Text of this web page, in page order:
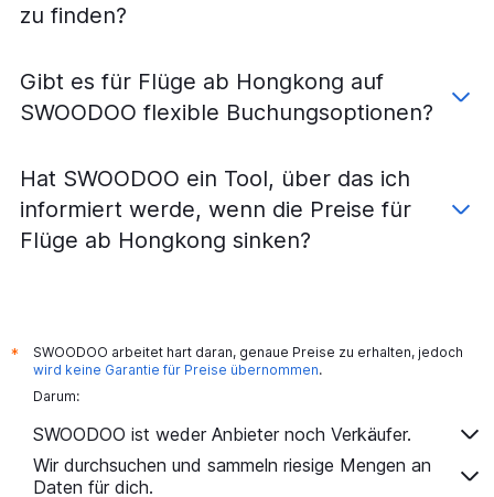
zu finden?
Gibt es für Flüge ab Hongkong auf
SWOODOO flexible Buchungsoptionen?
Hat SWOODOO ein Tool, über das ich
informiert werde, wenn die Preise für
Flüge ab Hongkong sinken?
*
SWOODOO arbeitet hart daran, genaue Preise zu erhalten, jedoch
wird keine Garantie für Preise übernommen.
Darum:
SWOODOO ist weder Anbieter noch Verkäufer.
Wir durchsuchen und sammeln riesige Mengen an
Daten für dich.